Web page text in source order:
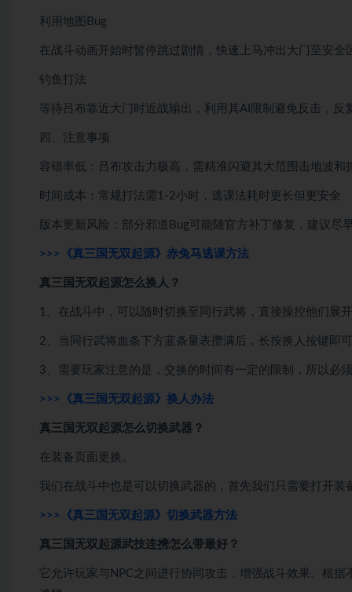
​利用地图Bug
在战斗动画开始时暂停跳过剧情，快速上马冲出大门至安
​钓鱼打法
等待吕布靠近大门时近战输出，利用其AI限制避免反击，反
​四、注意事项
容错率低：吕布攻击力极高，需精准闪避其大范围击地波和
​时间成本：常规打法需1-2小时，逃课法耗时更长但更安全
版本更新风险：部分邪道Bug可能随官方补丁修复，建议尽
>>>《真三国无双起源》赤兔马逃课方法
真三国无双起源怎么换人？
1、在战斗中，可以随时切换至同行武将，直接操控他们展
2、当同行武将血条下方蓝条量表攒满后，长按换人按键即
3、需要玩家注意的是，交换的时间有一定的限制，所以必
>>>《真三国无双起源》换人办法
真三国无双起源怎么切换武器？
在装备页面更换。
我们在战斗中也是可以切换武器的，首先我们只需要打开装
>>>《真三国无双起源》切换武器方法
真三国无双起源武技连携怎么带最好？
它允许玩家与NPC之间进行协同攻击，增强战斗效果。根